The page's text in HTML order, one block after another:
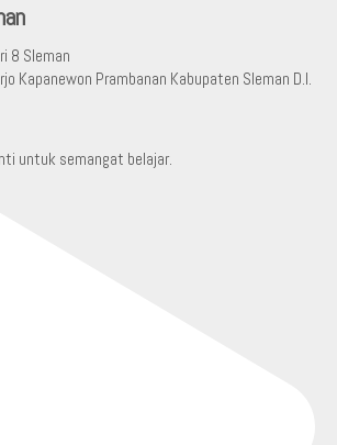
8 Sleman
Kapanewon Prambanan Kabupaten Sleman D.I.
untuk semangat belajar.